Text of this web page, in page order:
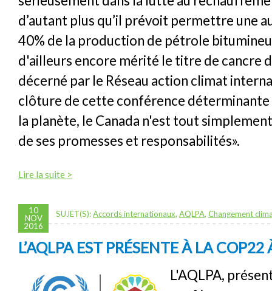
d’autant plus qu’il prévoit permettre une
40% de la production de pétrole
d'ailleurs encore mérité le titre de cancre
décerné par le Réseau action climat
clôture de cette conférence
la planète, le Canada n'est tout
de ses promesses et responsabilités».
Lire la suite >
10
NOV
2016
SUJET(S):Accords internationaux, AQLPA, Changement
L’AQLPA EST PRÉSENTE À LA
L'AQLPA,